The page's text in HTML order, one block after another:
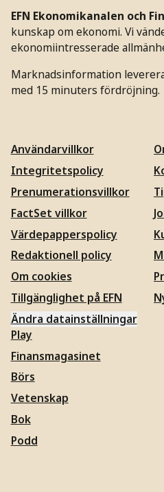
EFN Ekonomikanalen och
kunskap om ekonomi. Vi
ekonomiintresserade
Marknadsinformation
med 15 minuters fördröjning.
Användarvillkor
Integritetspolicy
Prenumerationsvillkor
FactSet villkor
Värdepapperspolicy
Redaktionell policy
Om cookies
Tillgänglighet på EFN
Ändra datainställningar
Play
Finansmagasinet
Börs
Vetenskap
Bok
Podd